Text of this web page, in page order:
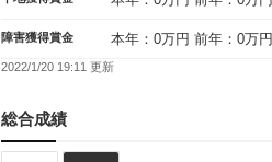
障害獲得賞金 本年：0万円 前年：0万円
2022/1/20 19:11 更新
総合成績